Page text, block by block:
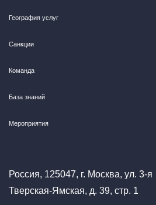
География услуг
Санкции
Команда
База знаний
Мероприятия
Россия, 125047, г. Москва, ул. 3-я
Тверская-Ямская, д. 39, стр. 1